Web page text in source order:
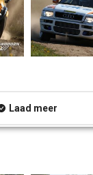
Laad meer